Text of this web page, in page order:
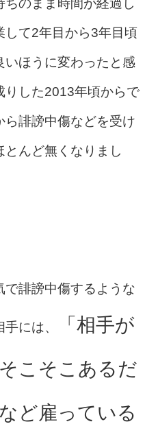
して2年目から3年目頃
いほうに変わったと感
りした2013年頃からで
誹謗中傷などを受け
んど無くなりまし
誹謗中傷するような
には、 「相手が
こそこあるだ
ど雇っている